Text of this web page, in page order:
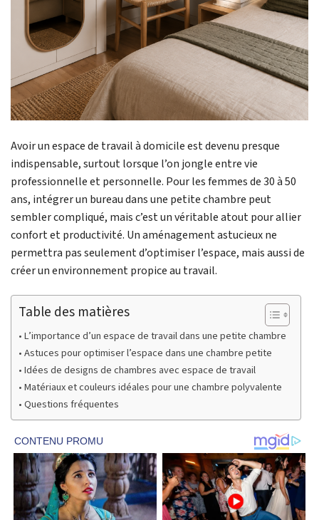
Avoir un espace de travail à domicile est devenu presque
indispensable, surtout lorsque l’on jongle entre vie
professionnelle et personnelle. Pour les femmes de 30 à 50
ans, intégrer un bureau dans une petite chambre peut
sembler compliqué, mais c’est un véritable atout pour allier
confort et productivité. Un aménagement astucieux ne
permettra pas seulement d’optimiser l’espace, mais aussi de
créer un environnement propice au travail.
Table des matières
L’importance d’un espace de travail dans une petite chambre
Astuces pour optimiser l’espace dans une chambre petite
Idées de designs de chambres avec espace de travail
Matériaux et couleurs idéales pour une chambre polyvalente
Questions fréquentes